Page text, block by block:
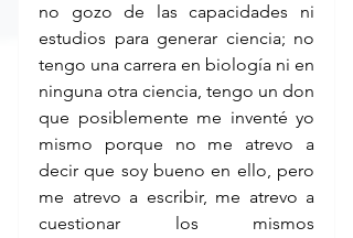
no gozo de las capacidades ni
estudios para generar ciencia; no
tengo una carrera en biología ni en
ninguna otra ciencia, tengo un don
que posiblemente me inventé yo
mismo porque no me atrevo a
decir que soy bueno en ello, pero
me atrevo a escribir, me atrevo a
cuestionar los mismos